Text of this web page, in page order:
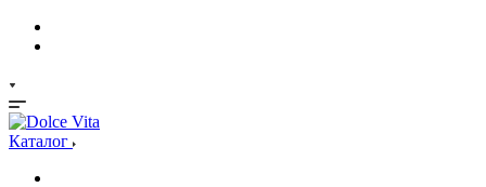
Каталог